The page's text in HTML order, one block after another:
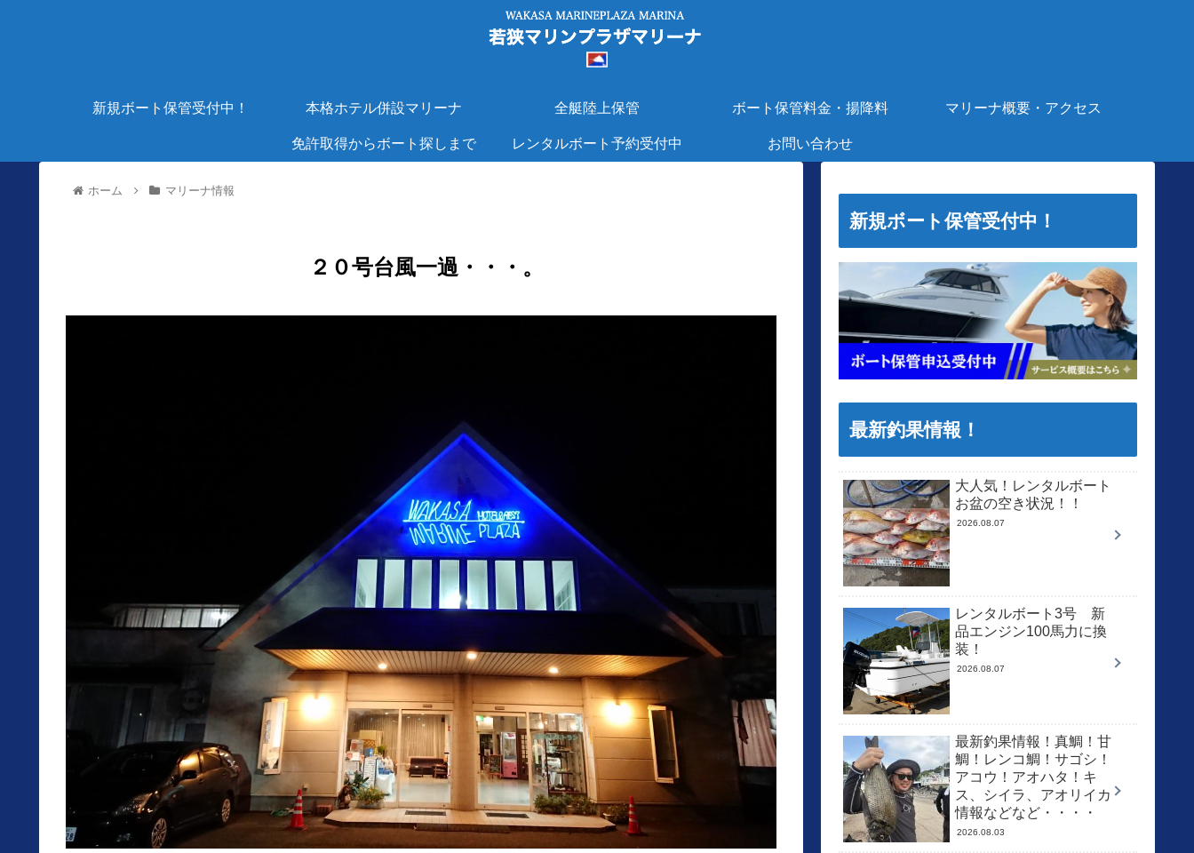
新規ボート保管受付中！ 本格ホテル併設マリーナ 全艇陸上保管 ボート保管料金・揚降料 マリーナ概要・アクセス
免許取得からボート探しまで レンタルボート予約受付中 お問い合わせ
ホーム マリーナ情報
２０号台風一過・・・。
新規ボート保管受付中！
最新釣果情報！
大人気！レンタルボート
お盆の空き状況！！
2026.08.07
レンタルボート3号 新
品エンジン100馬力に換
装！
2026.08.07
最新釣果情報！真鯛！甘
鯛！レンコ鯛！サゴシ！
アコウ！アオハタ！キ
ス、シイラ、アオリイカ
情報などなど・・・・
2026.08.03